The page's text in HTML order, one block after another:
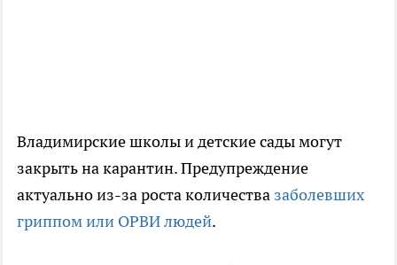
Владимирские школы и детские сады могут
закрыть на карантин. Предупреждение
актуально из-за роста количества заболевших
гриппом или ОРВИ людей.